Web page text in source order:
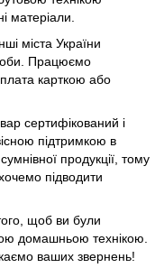
матеріали.
міста України
Працюємо
карткою або
сертифікований і
підтримкою в
продукції, тому
підводити
щоб ви були
домашньою технікою.
ваших звернень!